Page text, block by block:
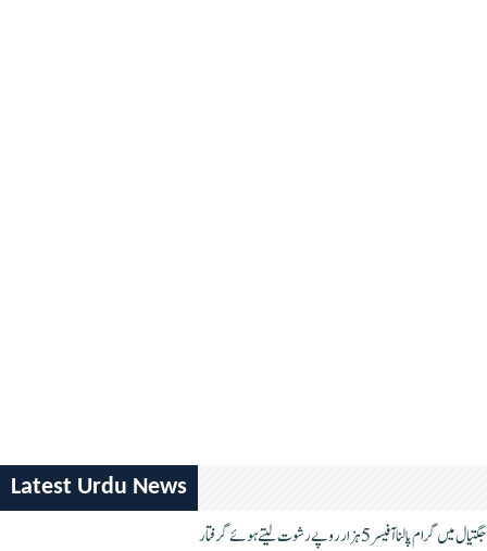
Latest Urdu News
جگتیال میں گرام پالنا آفیسر 5 ہزار روپے رشوت لیتے ہوئے گرفتار